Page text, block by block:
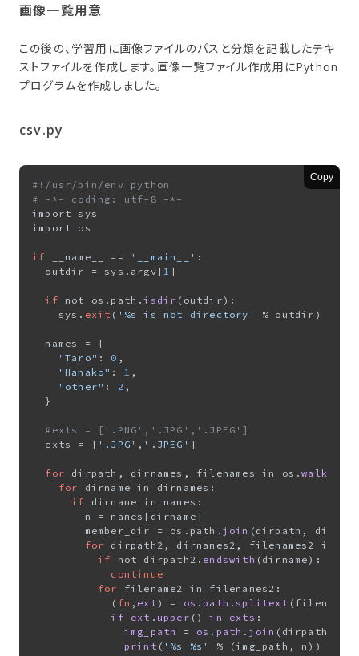
画像一覧用意
この後の、学習用に画像ファイルのパスと分類を記載したテキ
ストファイルを作成します。画像一覧ファイル作成用にPython
プログラムを作成しました。
csv.py
Copy
#!/usr/bin/env python
# -*- coding: utf-8 -*-
import sys
import os
if __name__ == '__main__' :
  outdir = sys.argv[
1 ]
if not os.path.isdir (outdir):
    sys.
exit ( '%s is not directory' % outdir)
  names = {
"Taro" : 0 ,
"Hanako" : 1 ,
"other" : 2 ,
  }
#exts = ['.PNG','.JPG','.JPEG']
  exts = [
'.JPG' , '.JPEG' ]
for dirpath, dirnames, filenames in os.walk
for dirname in dirnames:
if
dirname in names:
        n = names[dirname]
        member_dir = os.path.
join (dirpath,
for dirpath2, dirnames2, filenames2 in
if not dirpath2. endswith (dirname):
continue
for
filename2 in filenames2:
            (
fn , ext) = os . path .splitext ( filename2
if
ext . upper ( ) in exts :
img_path
= os . path . join ( dirpath2,
print ( '%s %s' % (img_path, n )